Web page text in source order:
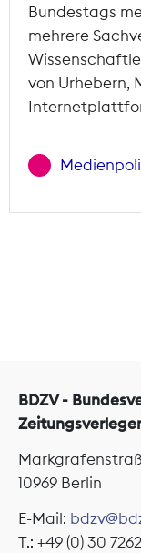
Bundestags
mehrere
von Urhebern,
BDZV -
10969 Berlin
E-Mail:
T.: +49 (0) 30